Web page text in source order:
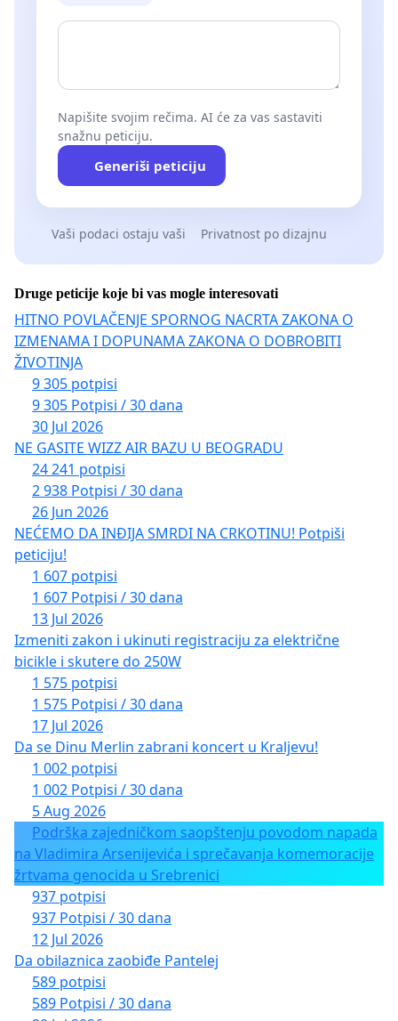
Napišite svojim rečima. AI će za vas sastaviti
snažnu peticiju.
Generiši peticiju
Vaši podaci ostaju vaši Privatnost po dizajnu
Druge peticije koje bi vas mogle interesovati
HITNO POVLAČENJE SPORNOG NACRTA ZAKONA O
IZMENAMA I DOPUNAMA ZAKONA O DOBROBITI
ŽIVOTINJA
9 305 potpisi
9 305 Potpisi / 30 dana
30 Jul 2026
NE GASITE WIZZ AIR BAZU U BEOGRADU
24 241 potpisi
2 938 Potpisi / 30 dana
26 Jun 2026
NEĆEMO DA INĐIJA SMRDI NA CRKOTINU! Potpiši
peticiju!
1 607 potpisi
1 607 Potpisi / 30 dana
13 Jul 2026
Izmeniti zakon i ukinuti registraciju za električne
bicikle i skutere do 250W
1 575 potpisi
1 575 Potpisi / 30 dana
17 Jul 2026
Da se Dinu Merlin zabrani koncert u Kraljevu!
1 002 potpisi
1 002 Potpisi / 30 dana
5 Aug 2026
Podrška zajedničkom saopštenju povodom napada
na Vladimira Arsenijevića i sprečavanja komemoracije
žrtvama genocida u Srebrenici
937 potpisi
937 Potpisi / 30 dana
12 Jul 2026
Da obilaznica zaobiđe Pantelej
589 potpisi
589 Potpisi / 30 dana